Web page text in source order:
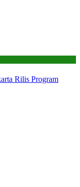
Rilis Program